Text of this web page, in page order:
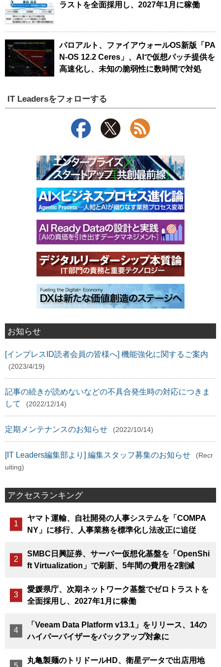
ラストを全面採用し、2027年1月に稼働
パロアルト、ファイアウォールOS新版「PA
N-OS 12.2 Ceres」、AIで仮想パッチ提供を
高速化し、未知の脆弱性に数時間で対処
IT Leadersをフォローする
お知らせ
[インプレスID読者会員の皆様へ] 機能強化に関するご案内
(2023/4/19)
記事の続きが読めないなどの不具合発生時の対応につきま
して
(2022/12/14)
定期メンテナンスのお知らせ (2022/10/14)
[IT Leaders編集部より] 編集スタッフ募集のお知らせ
(Recr
uiting)
アクセスランキング
ヤマト運輸、自社開発の人事システムを「COMPA
NY」に移行、人事業務を標準化し法改正に追従
SMBC日興証券、サーバー仮想化基盤を「OpenShi
ft Virtualization」で刷新、5年間の費用を2割減
愛媛県庁、次期ネットワーク基盤でゼロトラストを
全面採用し、2027年1月に稼働
「Veeam Data Platform v13.1」をリリース、14の
ハイパーバイザーをバックアップ対象に
丸亀製麺のトリドールHD、衛星データで出店用地